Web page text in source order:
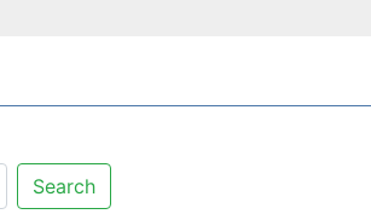
Search